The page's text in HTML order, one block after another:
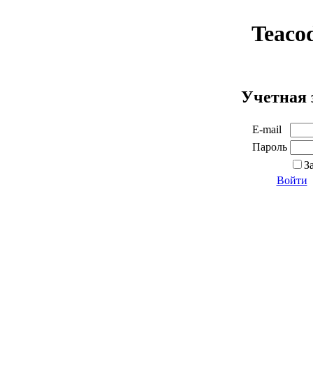
Учетная
E-mail
Пароль
Войти